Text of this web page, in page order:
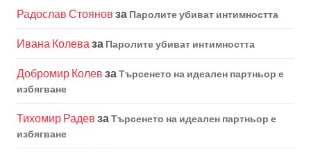
Радослав Стоянов за Паролите убиват интимността
Ивана Колеваза Паролите убиват интимността
Добромир Колев заТърсенето на идеален партньор е
избягване
Тихомир Радев заТърсенето на идеален партньор е
избягване